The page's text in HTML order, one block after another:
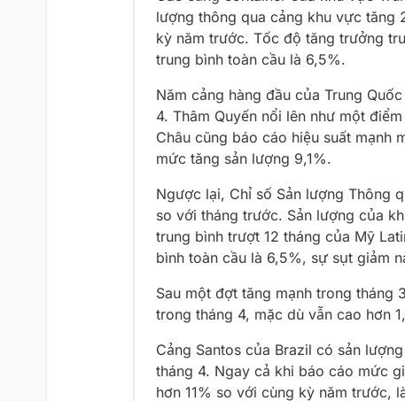
lượng thông qua cảng khu vực tăng
kỳ năm trước. Tốc độ tăng trưởng
trung bình toàn cầu là 6,5%.
Năm cảng hàng đầu của Trung
4. Thâm Quyến nổi lên như một
Châu cũng báo cáo hiệu suất mạnh
mức tăng sản lượng 9,1%.
Ngược lại, Chỉ số Sản lượng Thông
so với tháng trước. Sản lượng của
trung bình trượt 12 tháng của Mỹ
bình toàn cầu là 6,5%, sự sụt giảm
Sau một đợt tăng mạnh trong tháng
trong tháng 4, mặc dù vẫn cao hơn
Cảng Santos của Brazil có sản
tháng 4. Ngay cả khi báo cáo mức
hơn 11% so với cùng kỳ năm trước,